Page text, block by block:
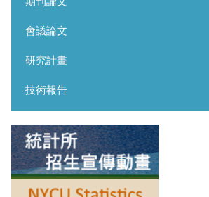
會議論文
研究計畫
技術報告